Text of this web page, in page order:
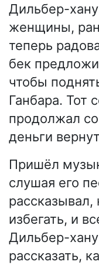
Дильбер-
женщины,
теперь
бек
чтобы
Ганбара. Тот
продолжал
деньги
Пришёл
слушая его
избегать, и
Дильбер-
рассказать,